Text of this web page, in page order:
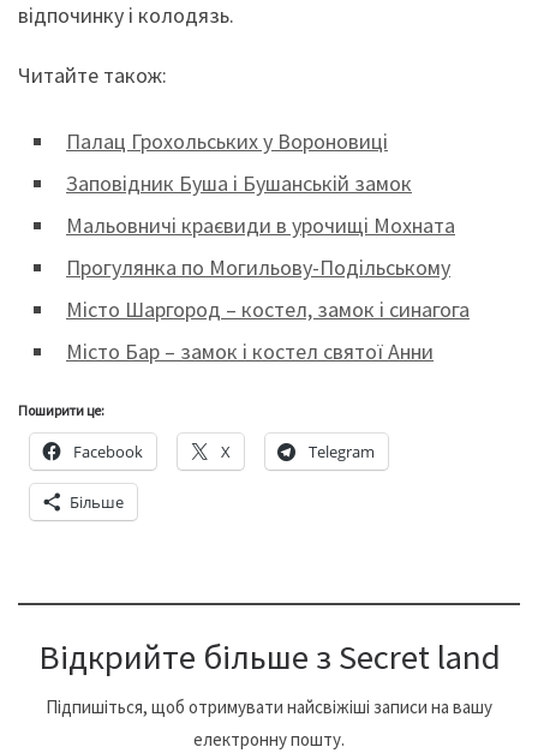
відпочинку і колодязь.
Читайте також:
Палац Грохольських у Вороновиці
Заповідник Буша і Бушанській замок
Мальовничі краєвиди в урочищі Мохната
Прогулянка по Могильову-Подільському
Місто Шаргород – костел, замок і синагога
Місто Бар – замок і костел святої Анни
Поширити це:
Facebook X Telegram
Більше
Відкрийте більше з Secret land
Підпишіться, щоб отримувати найсвіжіші записи на вашу
електронну пошту.